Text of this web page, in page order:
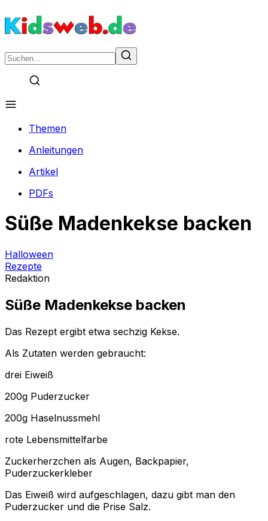
Themen
Anleitungen
Artikel
PDFs
Süße Madenkekse backen
Halloween
Rezepte
Redaktion
Süße Madenkekse backen
Das Rezept ergibt etwa sechzig Kekse.
Als Zutaten werden gebraucht:
drei Eiweiß
200g Puderzucker
200g Haselnussmehl
rote Lebensmittelfarbe
Zuckerherzchen als Augen, Backpapier,
Puderzuckerkleber
Das Eiweiß wird aufgeschlagen, dazu gibt man den
Puderzucker und die Prise Salz.